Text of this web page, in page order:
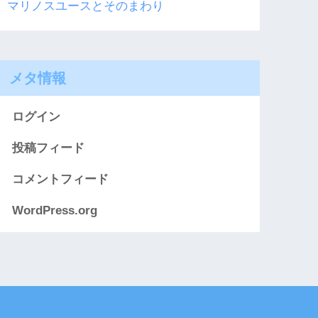
マリノスユースとそのまわり
メタ情報
ログイン
投稿フィード
コメントフィード
WordPress.org